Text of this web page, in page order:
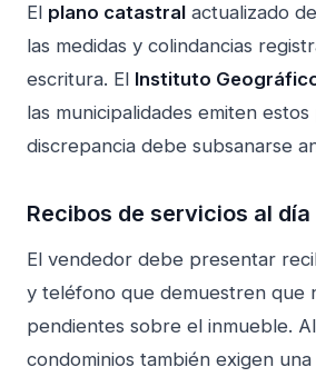
El plano catastral actualizado
las medidas y colindancias
escritura. El Instituto
las municipalidades emiten
discrepancia debe subsanarse
Recibos de servicios al día
El vendedor debe presentar
y teléfono que demuestren que
pendientes sobre el inmueble.
condominios también exigen